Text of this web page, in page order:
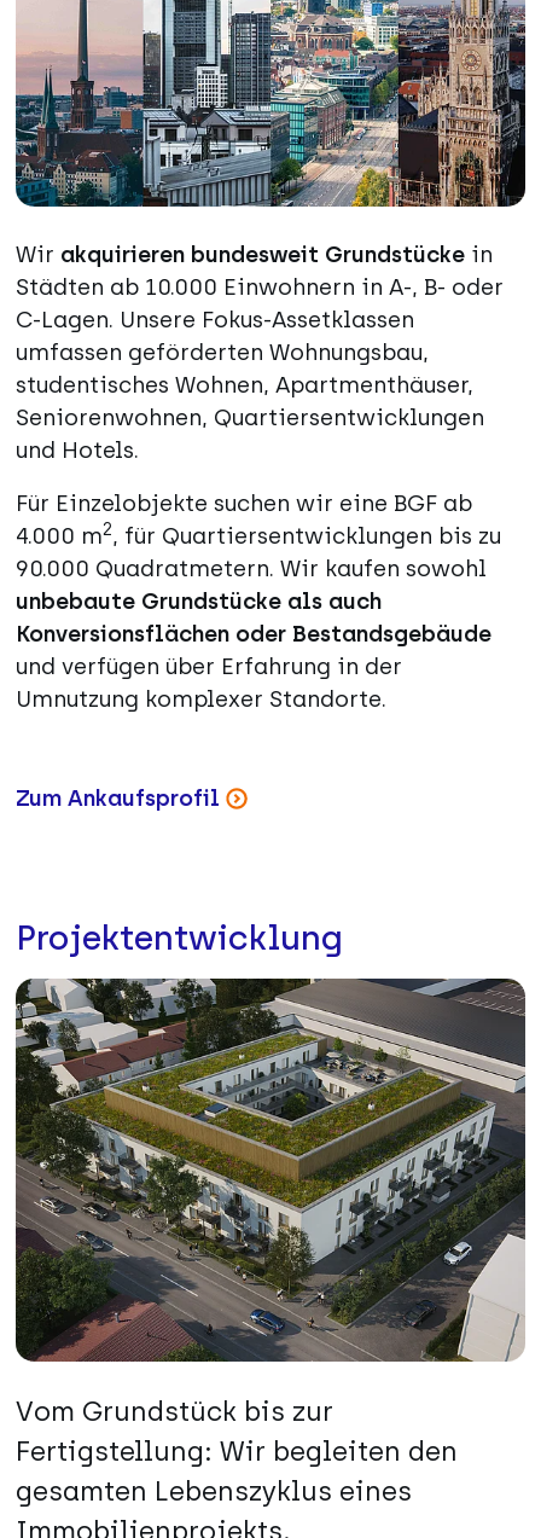
Wir akquirieren bundesweit Grundstückein
Städten ab 10.000 Einwohnern in A-, B- oder
C-Lagen. Unsere Fokus-Assetklassen
umfassen geförderten Wohnungsbau,
studentisches Wohnen, Apartmenthäuser,
Seniorenwohnen, Quartiersentwicklungen
und Hotels.
Für Einzelobjekte suchen wir eine BGF ab
4.000 m2, für Quartiersentwicklungen bis zu
90.000 Quadratmetern. Wir kaufen sowohl
unbebaute Grundstücke als auch
Konversionsflächen oder Bestandsgebäude
und verfügen über Erfahrung in der
Umnutzung komplexer Standorte.
Zum Ankaufsprofil
Projektentwicklung
Vom Grundstück bis zur
Fertigstellung: Wir begleiten den
gesamten Lebenszyklus eines